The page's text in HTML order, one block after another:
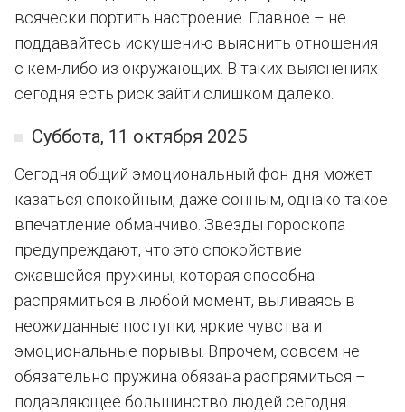
всячески портить настроение. Главное – не
поддавайтесь искушению выяснить отношения
с кем-либо из окружающих. В таких выяснениях
сегодня есть риск зайти слишком далеко.
Суббота, 11 октября 2025
Сегодня общий эмоциональный фон дня может
казаться спокойным, даже сонным, однако такое
впечатление обманчиво. Звезды гороскопа
предупреждают, что это спокойствие
сжавшейся пружины, которая способна
распрямиться в любой момент, выливаясь в
неожиданные поступки, яркие чувства и
эмоциональные порывы. Впрочем, совсем не
обязательно пружина обязана распрямиться –
подавляющее большинство людей сегодня